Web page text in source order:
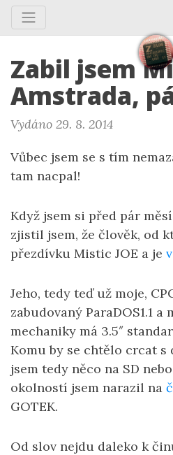
Zabil jsem
Amstrada,
Vydáno 29. 8. 2014
Vůbec jsem se s tím
tam nacpal!
Když jsem si před pár
zjistil jsem, že člověk, od
přezdívku Mistic JOE a je
Jeho, tedy teď už moje,
zabudovaný ParaDOS1.1 a
mechaniky má 3.5″
Komu by se chtělo crcat s
jsem tedy něco na SD
okolností jsem narazil na
GOTEK.
Od slov nejdu daleko k